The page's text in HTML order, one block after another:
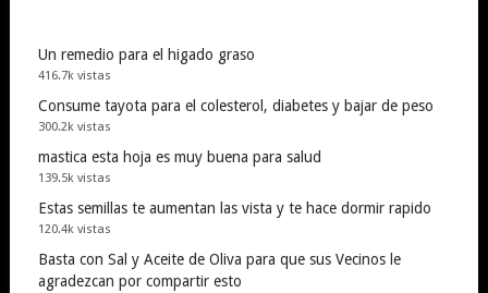
Un remedio para el higado graso
416.7k vistas
Consume tayota para el colesterol, diabetes y bajar de peso
300.2k vistas
mastica esta hoja es muy buena para salud
139.5k vistas
Estas semillas te aumentan las vista y te hace dormir rapido
120.4k vistas
Basta con Sal y Aceite de Oliva para que sus Vecinos le
agradezcan por compartir esto